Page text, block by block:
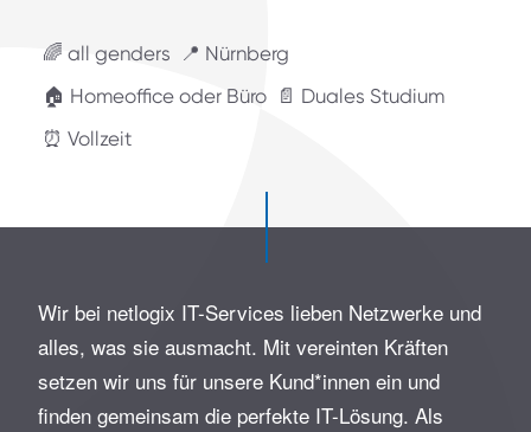
🌈 all genders 📍 Nürnberg
🏠 Homeoffice oder Büro 📄 Duales Studium
⏰ Vollzeit
Wir bei netlogix IT-Services lieben Netzwerke und
alles, was sie ausmacht. Mit vereinten Kräften
setzen wir uns für unsere Kund*innen ein und
finden gemeinsam die perfekte IT-Lösung. Als